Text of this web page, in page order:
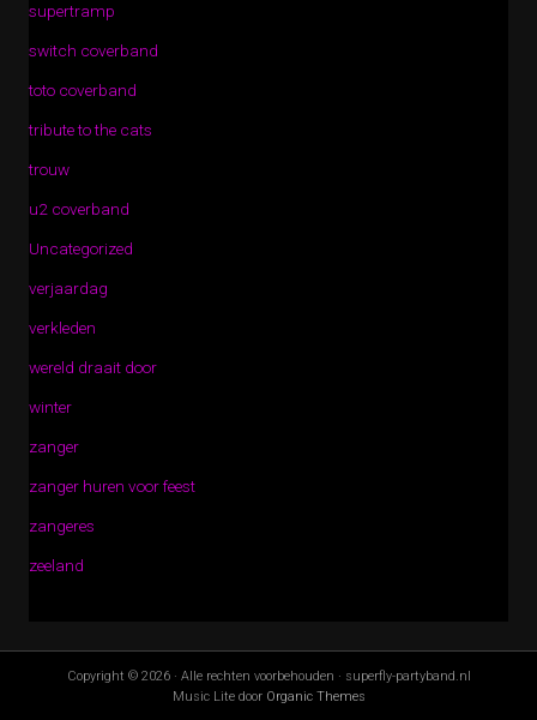
supertramp
switch coverband
toto coverband
tribute to the cats
trouw
u2 coverband
Uncategorized
verjaardag
verkleden
wereld draait door
winter
zanger
zanger huren voor feest
zangeres
zeeland
Copyright © 2026 · Alle rechten voorbehouden · superfly-partyband.nl
Music Lite door Organic Themes